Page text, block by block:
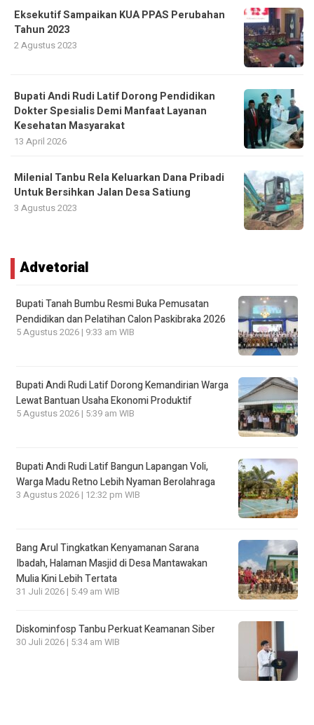
Eksekutif Sampaikan KUA PPAS Perubahan
Tahun 2023
2 Agustus 2023
Bupati Andi Rudi Latif Dorong Pendidikan
Dokter Spesialis Demi Manfaat Layanan
Kesehatan Masyarakat
13 April 2026
Milenial Tanbu Rela Keluarkan Dana Pribadi
Untuk Bersihkan Jalan Desa Satiung
3 Agustus 2023
Advetorial
Bupati Tanah Bumbu Resmi Buka Pemusatan
Pendidikan dan Pelatihan Calon Paskibraka 2026
5 Agustus 2026 | 9:33 am WIB
Bupati Andi Rudi Latif Dorong Kemandirian Warga
Lewat Bantuan Usaha Ekonomi Produktif
5 Agustus 2026 | 5:39 am WIB
Bupati Andi Rudi Latif Bangun Lapangan Voli,
Warga Madu Retno Lebih Nyaman Berolahraga
3 Agustus 2026 | 12:32 pm WIB
Bang Arul Tingkatkan Kenyamanan Sarana
Ibadah, Halaman Masjid di Desa Mantawakan
Mulia Kini Lebih Tertata
31 Juli 2026 | 5:49 am WIB
Diskominfosp Tanbu Perkuat Keamanan Siber
30 Juli 2026 | 5:34 am WIB